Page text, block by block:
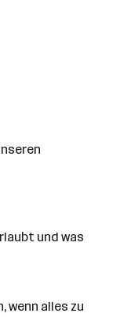
und was
wenn alles zu